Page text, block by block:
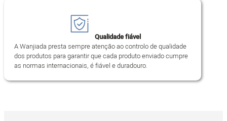
Qualidade fiável
A Wanjiada presta sempre atenção ao controlo de qualidade
dos produtos para garantir que cada produto enviado cumpre
as normas internacionais, é fiável e duradouro.